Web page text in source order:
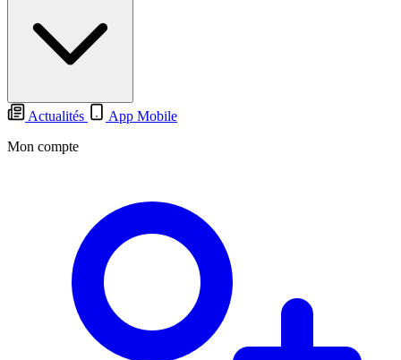
Actualités
App Mobile
Mon compte